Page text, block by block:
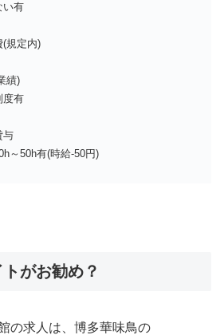
有
規定内)
績)
有
与
～50h有(時給-50円)
がお勧め？
の求人は、博多華味鳥の